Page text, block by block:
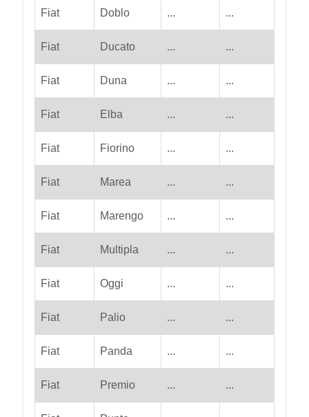
Fiat Doblo ... ...
Fiat Ducato ... ...
Fiat Duna ... ...
Fiat Elba ... ...
Fiat Fiorino ... ...
Fiat Marea ... ...
Fiat Marengo ... ...
Fiat Multipla ... ...
Fiat Oggi ... ...
Fiat Palio ... ...
Fiat Panda ... ...
Fiat Premio ... ...